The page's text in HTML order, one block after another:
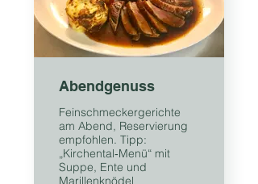
Abendgenuss
Feinschmeckergerichte
am Abend, Reservierung
empfohlen. Tipp:
„Kirchental‑Menü“ mit
Suppe, Ente und
Marillenknödel